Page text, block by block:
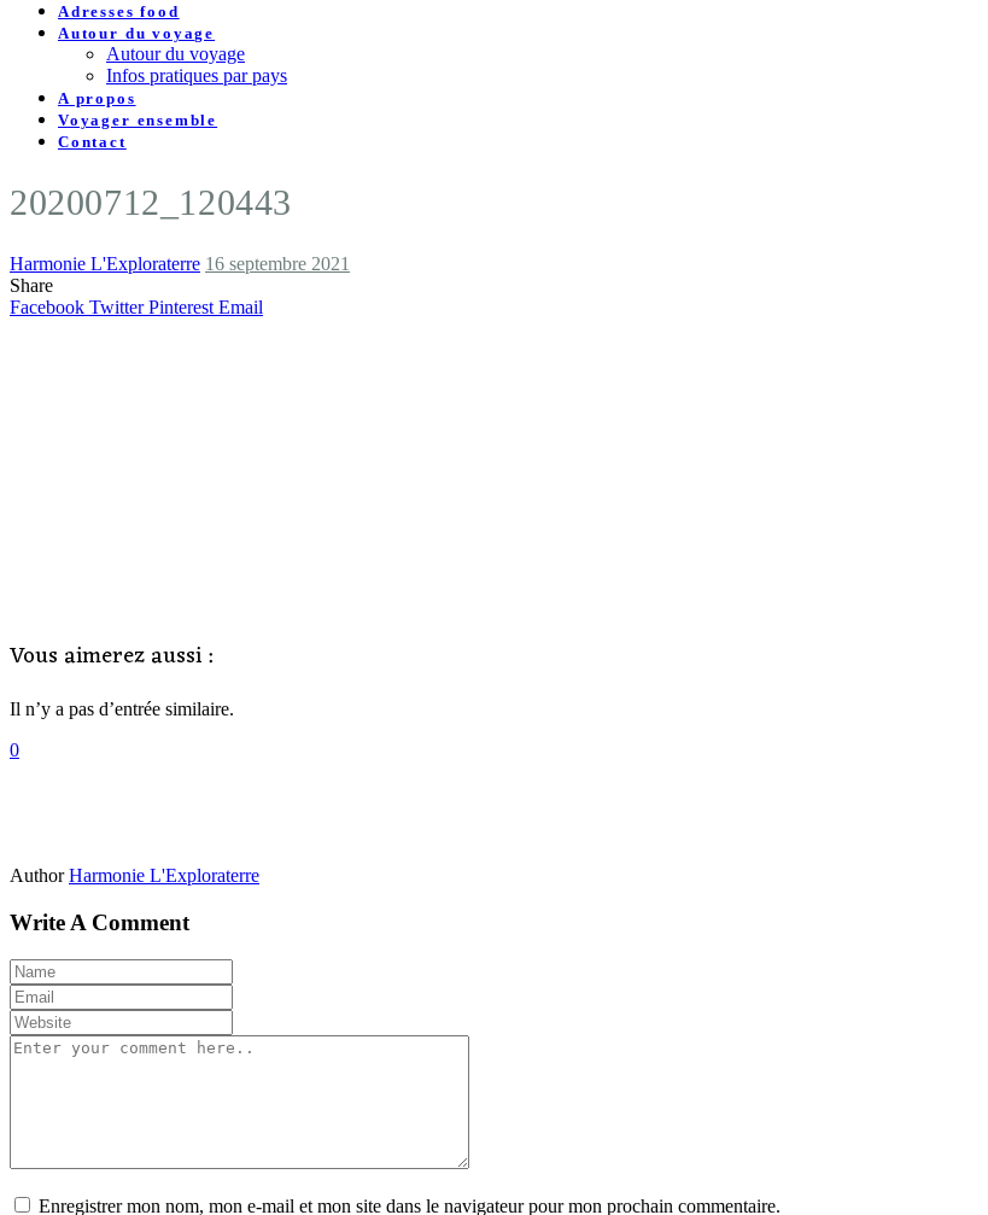
Adresses food
Autour du voyage
Autour du voyage
Infos pratiques par pays
A propos
Voyager ensemble
Contact
20200712_120443
Harmonie L'Exploraterre 16 septembre 2021
Share
Facebook Twitter Pinterest Email
Vous aimerez aussi :
Il n’y a pas d’entrée similaire.
0
Author Harmonie L'Exploraterre
Write A Comment
Enregistrer mon nom, mon e-mail et mon site dans le navigateur pour mon prochain commentaire.